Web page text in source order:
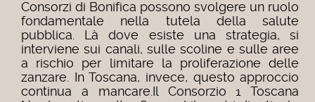
Consorzi di Bonifica possono svolgere un ruolo
fondamentale nella tutela della salute
pubblica. Là dove esiste una strategia, si
interviene sui canali, sulle scoline e sulle aree
a rischio per limitare la proliferazione delle
zanzare. In Toscana, invece, questo approccio
continua a mancare. Il Consorzio 1 Toscana